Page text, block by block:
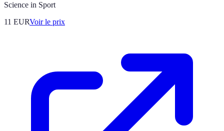
Science in Sport
11 EURVoir le prix